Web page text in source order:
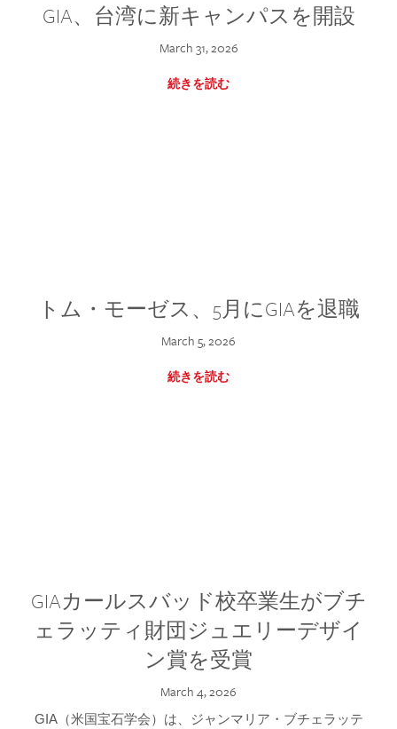
GIA、台湾に新キャンパスを開設
March 31, 2026
続きを読む
トム・モーゼス、5月にGIAを退職
March 5, 2026
続きを読む
GIAカールスバッド校卒業生がブチ
ェラッティ財団ジュエリーデザイ
ン賞を受賞
March 4, 2026
GIA（米国宝石学会）は、ジャンマリア・ブチェラッテ